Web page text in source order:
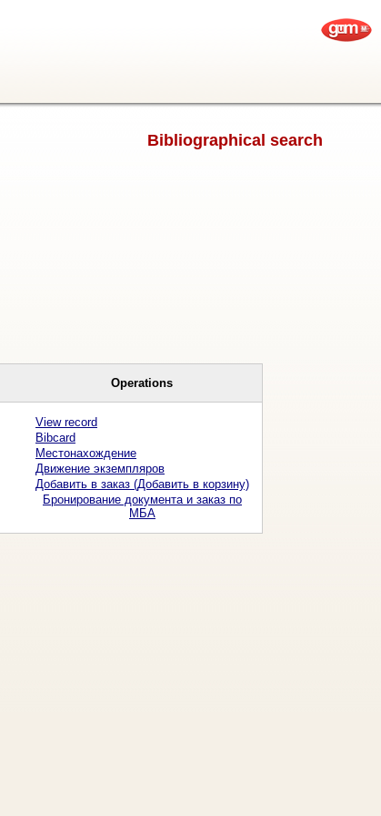
Bibliographical search
Operations
View record
Bibcard
Местонахождение
Движение экземпляров
Добавить в заказ (Добавить в корзину)
Бронирование документа и заказ по
МБА